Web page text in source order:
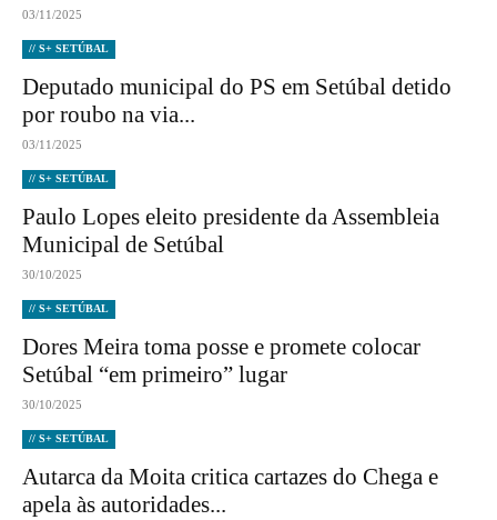
03/11/2025
// S+ SETÚBAL
Deputado municipal do PS em Setúbal detido
por roubo na via...
03/11/2025
// S+ SETÚBAL
Paulo Lopes eleito presidente da Assembleia
Municipal de Setúbal
30/10/2025
// S+ SETÚBAL
Dores Meira toma posse e promete colocar
Setúbal “em primeiro” lugar
30/10/2025
// S+ SETÚBAL
Autarca da Moita critica cartazes do Chega e
apela às autoridades...